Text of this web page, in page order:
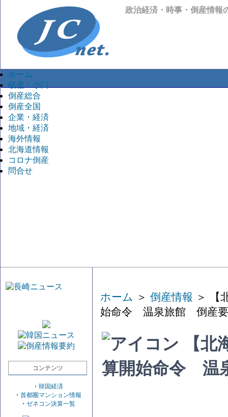
政治経済・時事・倒産情報
ホーム
破産・小口
倒産総合
倒産全国
企業・経済
地域・経済
海外情報
北海道情報
コロナ倒産
問合せ
コンテンツ
・ 韓国経済
・ 首都圏マンション情報
・ ゼネコン決算一覧
ホーム ＞ 倒産情報 ＞ 【
始命令 温泉旅館 倒産
【北
算開始命令 温